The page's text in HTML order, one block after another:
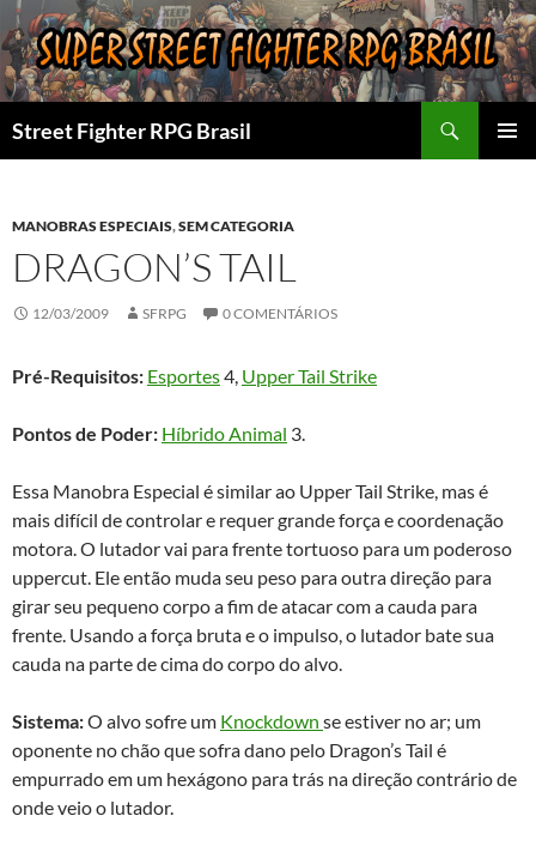
Pular
para
o
conteúdo
Street Fighter RPG Brasil
MANOBRAS ESPECIAIS,SEM CATEGORIA
DRAGON’S TAIL
12/03/2009 SFRPG 0 COMENTÁRIOS
Pré-Requisitos: Esportes4, Upper Tail Strike
Pontos de Poder: Híbrido Animal 3.
Essa Manobra Especial é similar ao Upper Tail Strike, mas é
mais difícil de controlar e requer grande força e coordenação
motora. O lutador vai para frente tortuoso para um poderoso
uppercut. Ele então muda seu peso para outra direção para
girar seu pequeno corpo a fim de atacar com a cauda para
frente. Usando a força bruta e o impulso, o lutador bate sua
cauda na parte de cima do corpo do alvo.
Sistema:O alvo sofre um Knockdown se estiver no ar; um
oponente no chão que sofra dano pelo Dragon’s Tail é
empurrado em um hexágono para trás na direção contrário de
onde veio o lutador.